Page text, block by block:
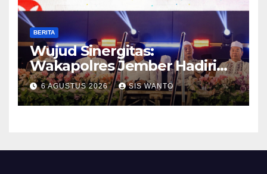
BERITA
Wujud Sinergitas:
Wakapolres Jember Hadiri
Sholawat & Doa Sambut HUT
RI ke-81
6 AGUSTUS 2026 SIS WANTO